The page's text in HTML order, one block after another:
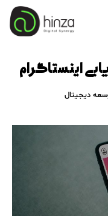
اینستاگرام
دیجیتال